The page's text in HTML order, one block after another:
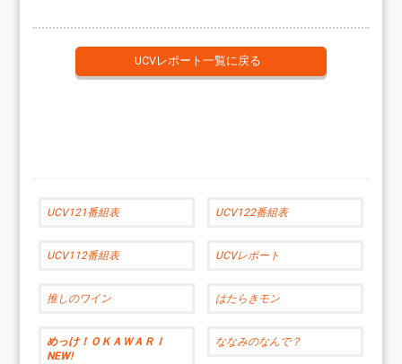
UCVレポート一覧に戻る
UCV121番組表 UCV122番組表
UCV112番組表 UCVレポート
推しのワイン はたらきモン
めっけ！ＯＫＡＷＡＲＩ
NEW!
ななみのなんで？